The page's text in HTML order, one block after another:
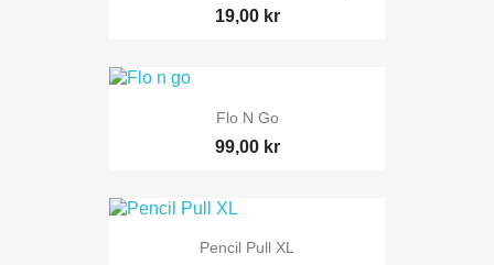
19,00 kr
Flo N Go
99,00 kr
Pencil Pull XL